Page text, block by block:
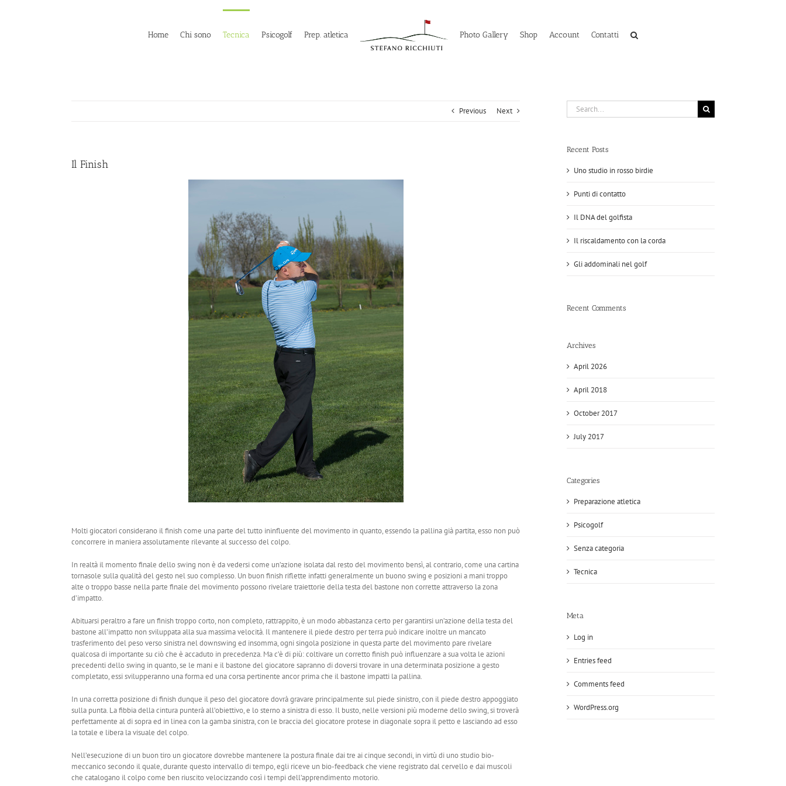
Home Chi sono Tecnica Psicogolf Prep. atletica Photo Gallery Shop Account Contatti
Previous Next
Il Finish
Molti giocatori considerano il finish come una parte del tutto ininfluente del movimento in quanto, essendo la pallina già partita, esso non può
concorrere in maniera assolutamente rilevante al successo del colpo.
In realtà il momento finale dello swing non è da vedersi come un’azione isolata dal resto del movimento bensì, al contrario, come una cartina
tornasole sulla qualità del gesto nel suo complesso. Un buon finish riflette infatti generalmente un buono swing e posizioni a mani troppo
alte o troppo basse nella parte finale del movimento possono rivelare traiettorie della testa del bastone non corrette attraverso la zona
d’impatto.
Abituarsi peraltro a fare un finish troppo corto, non completo, rattrappito, è un modo abbastanza certo per garantirsi un’azione della testa del
bastone all’impatto non sviluppata alla sua massima velocità. Il mantenere il piede destro per terra può indicare inoltre un mancato
trasferimento del peso verso sinistra nel downswing ed insomma, ogni singola posizione in questa parte del movimento pare rivelare
qualcosa di importante su ciò che è accaduto in precedenza. Ma c’è di più: coltivare un corretto finish può influenzare a sua volta le azioni
precedenti dello swing in quanto, se le mani e il bastone del giocatore sapranno di doversi trovare in una determinata posizione a gesto
completato, essi svilupperanno una forma ed una corsa pertinente ancor prima che il bastone impatti la pallina.
In una corretta posizione di finish dunque il peso del giocatore dovrà gravare principalmente sul piede sinistro, con il piede destro appoggiato
sulla punta. La fibbia della cintura punterà all’obiettivo, e lo sterno a sinistra di esso. Il busto, nelle versioni più moderne dello swing, si troverà
perfettamente al di sopra ed in linea con la gamba sinistra, con le braccia del giocatore protese in diagonale sopra il petto e lasciando ad esso
la totale e libera la visuale del colpo.
Nell’esecuzione di un buon tiro un giocatore dovrebbe mantenere la postura finale dai tre ai cinque secondi, in virtù di uno studio bio-
meccanico secondo il quale, durante questo intervallo di tempo, egli riceve un bio-feedback che viene registrato dal cervello e dai muscoli
che catalogano il colpo come ben riuscito velocizzando così i tempi dell’apprendimento motorio.
Search
for:
Recent Posts
Uno studio in rosso birdie
Punti di contatto
Il DNA del golfista
Il riscaldamento con la corda
Gli addominali nel golf
Recent Comments
Archives
April 2026
April 2018
October 2017
July 2017
Categories
Preparazione atletica
Psicogolf
Senza categoria
Tecnica
Meta
Log in
Entries feed
Comments feed
WordPress.org